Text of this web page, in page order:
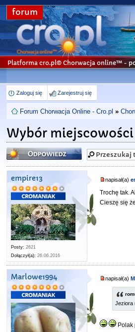
forum
Platforma cro.pl© Chorwacja online™ -
Zaloguj się Zarejestruj się
Forum Chorwacja Online - Cro.pl »
Wybór
Odpowiedz
empire13
Posty: 2621
Dołączył(a): 26.06.2016
napisał(a)
Trochę tak.
Cieszę się
Marlowe1994 napisał(a)
Jeziora
Polak